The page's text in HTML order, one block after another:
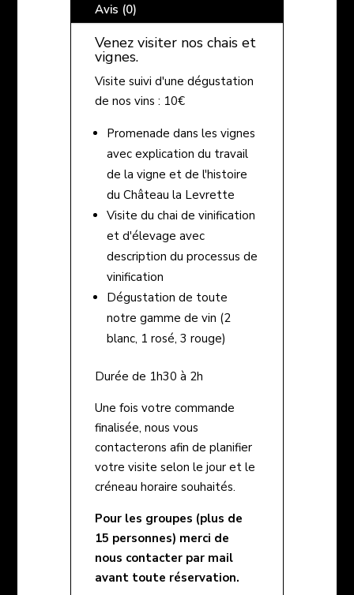
Propriété
Avis (0)
Venez visiter nos chais et
vignes.
Visite suivi d'une dégustation
de nos vins : 10€
Promenade dans les vignes
avec explication du travail
de la vigne et de l'histoire
du Château la Levrette
Visite du chai de vinification
et d'élevage avec
description du processus de
vinification
Dégustation de toute
notre gamme de vin (2
blanc, 1 rosé, 3 rouge)
Durée de 1h30 à 2h
Une fois votre commande
finalisée, nous vous
contacterons afin de planifier
votre visite selon le jour et le
créneau horaire souhaités.
Pour les groupes (plus de
15 personnes) merci de
nous contacter par mail
avant toute réservation.